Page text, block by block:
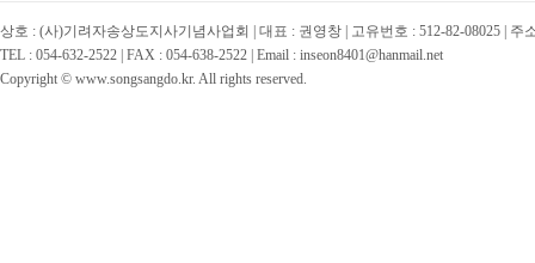
상호 : (사)기려자송상도지사기념사업회 | 대표 : 권영창 | 고유번호 : 512-82-08025 |
TEL : 054-632-2522 | FAX : 054-638-2522 | Email : inseon8401@hanmail.net
Copyright © www.songsangdo.kr. All rights reserved.